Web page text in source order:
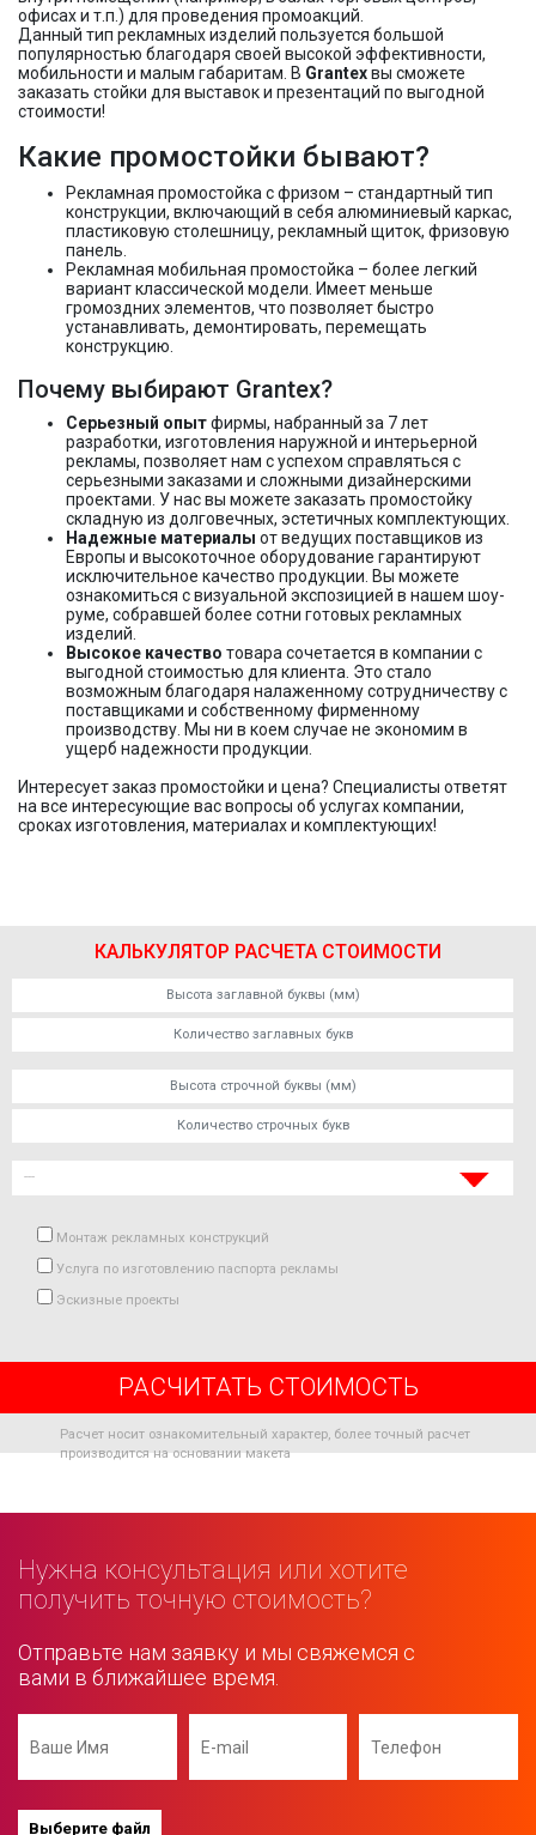
офисах и т.п.) для проведения промоакций.
Данный тип рекламных изделий пользуется большой
популярностью благодаря своей высокой эффективности,
мобильности и малым габаритам. В Grantexвы сможете
заказать стойки для выставок и презентаций по выгодной
стоимости!
Какие промостойки бывают?
Рекламная промостойка с фризом – стандартный тип
конструкции, включающий в себя алюминиевый каркас,
пластиковую столешницу, рекламный щиток, фризовую
панель.
Рекламная мобильная промостойка – более легкий
вариант классической модели. Имеет меньше
громоздних элементов, что позволяет быстро
устанавливать, демонтировать, перемещать
конструкцию.
Почему выбирают Grantex?
Серьезный опытфирмы, набранный за 7 лет
разработки, изготовления наружной и интерьерной
рекламы, позволяет нам с успехом справляться с
серьезными заказами и сложными дизайнерскими
проектами. У нас вы можете заказать промостойку
складную из долговечных, эстетичных комплектующих.
Надежные материалы от ведущих поставщиков из
Европы и высокоточное оборудование гарантируют
исключительное качество продукции. Вы можете
ознакомиться с визуальной экспозицией в нашем шоу-
руме, собравшей более сотни готовых рекламных
изделий.
Высокое качество товара сочетается в компании с
выгодной стоимостью для клиента. Это стало
возможным благодаря налаженному сотрудничеству с
поставщиками и собственному фирменному
производству. Мы ни в коем случае не экономим в
ущерб надежности продукции.
Интересует заказ промостойки и цена? Специалисты ответят
на все интересующие вас вопросы об услугах компании,
сроках изготовления, материалах и комплектующих!
КАЛЬКУЛЯТОР РАСЧЕТА СТОИМОСТИ
Монтаж рекламных конструкций
Услуга по изготовлению паспорта рекламы
Эскизные проекты
РАСЧИТАТЬ СТОИМОСТЬ
Расчет носит ознакомительный характер, более точный расчет
производится на основании макета
Нужна консультация или хотите
получить точную стоимость?
Отправьте нам заявку и мы свяжемся с
вами в ближайшее время.